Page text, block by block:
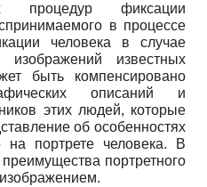
процедур фиксации
в процессе
человека в случае
изображений известных
быть компенсировано
описаний и
этих людей, которые
об особенностях
на портрете человека. В
портретного